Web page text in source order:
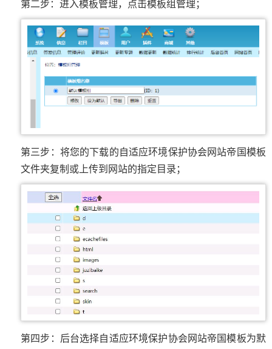
第二步：进入模板管理，点击模板组管理；
第三步：将您的下载的自适应环境保护协会网站帝国模板
文件夹复制或上传到网站的指定目录；
第四步：后台选择自适应环境保护协会网站帝国模板为默